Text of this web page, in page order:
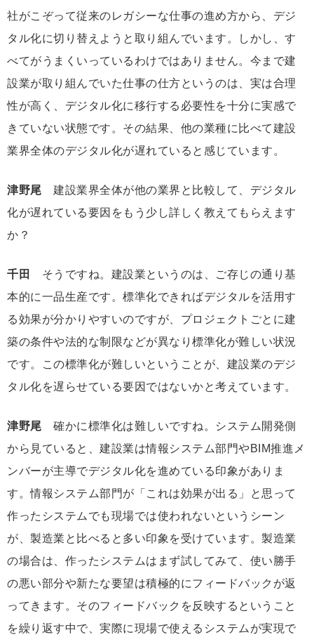
社がこぞって従来のレガシーな仕事の進め方から、デジ
タル化に切り替えようと取り組んでいます。しかし、す
べてがうまくいっているわけではありません。今まで建
設業が取り組んでいた仕事の仕方というのは、実は合理
性が高く、デジタル化に移行する必要性を十分に実感で
きていない状態です。その結果、他の業種に比べて建設
業界全体のデジタル化が遅れていると感じています。
津野尾 建設業界全体が他の業界と比較して、デジタル
化が遅れている要因をもう少し詳しく教えてもらえます
か？
千田
そうですね。建設業というのは、ご存じの通り基
本的に一品生産です。標準化できればデジタルを活用す
る効果が分かりやすいのですが、プロジェクトごとに建
築の条件や法的な制限などが異なり標準化が難しい状況
です。この標準化が難しいということが、建設業のデジ
タル化を遅らせている要因ではないかと考えています。
津野尾 確かに標準化は難しいですね。システム開発側
から見ていると、建設業は情報システム部門やBIM推進メ
ンバーが主導でデジタル化を進めている印象がありま
す。情報システム部門が「これは効果が出る」と思って
作ったシステムでも現場では使われないというシーン
が、製造業と比べると多い印象を受けています。製造業
の場合は、作ったシステムはまず試してみて、使い勝手
の悪い部分や新たな要望は積極的にフィードバックが返
ってきます。そのフィードバックを反映するということ
を繰り返す中で、実際に現場で使えるシステムが実現で